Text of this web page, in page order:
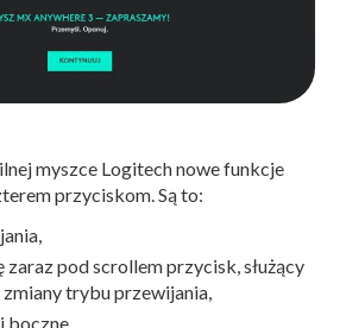
myszce Logitech nowe funkcje
przyciskom. Są to:
zaraz pod scrollem przycisk, służący
trybu przewijania,
boczne.